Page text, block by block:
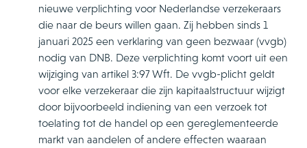
nieuwe verplichting voor Nederlandse verzekeraars
die naar de beurs willen gaan. Zij hebben sinds 1
januari 2025 een verklaring van geen bezwaar (vvgb)
nodig van DNB. Deze verplichting komt voort uit een
wijziging van artikel 3:97 Wft. De vvgb-plicht geldt
voor elke verzekeraar die zijn kapitaalstructuur wijzigt
door bijvoorbeeld indiening van een verzoek tot
toelating tot de handel op een gereglementeerde
markt van aandelen of andere effecten waaraan